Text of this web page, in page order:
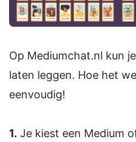
Op Mediumchat.nl kun
laten leggen. Hoe het
eenvoudig!
1. Je kiest een Medium